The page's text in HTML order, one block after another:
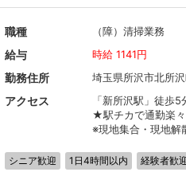
職種 （障）清掃業務
給与 時給 1141円
勤務住所 埼玉県所沢市北所
アクセス
「新所沢駅」徒歩
★駅チカで通勤楽々
※現地集合・現地解
シニア歓迎 1日4時間以内 経験者歓